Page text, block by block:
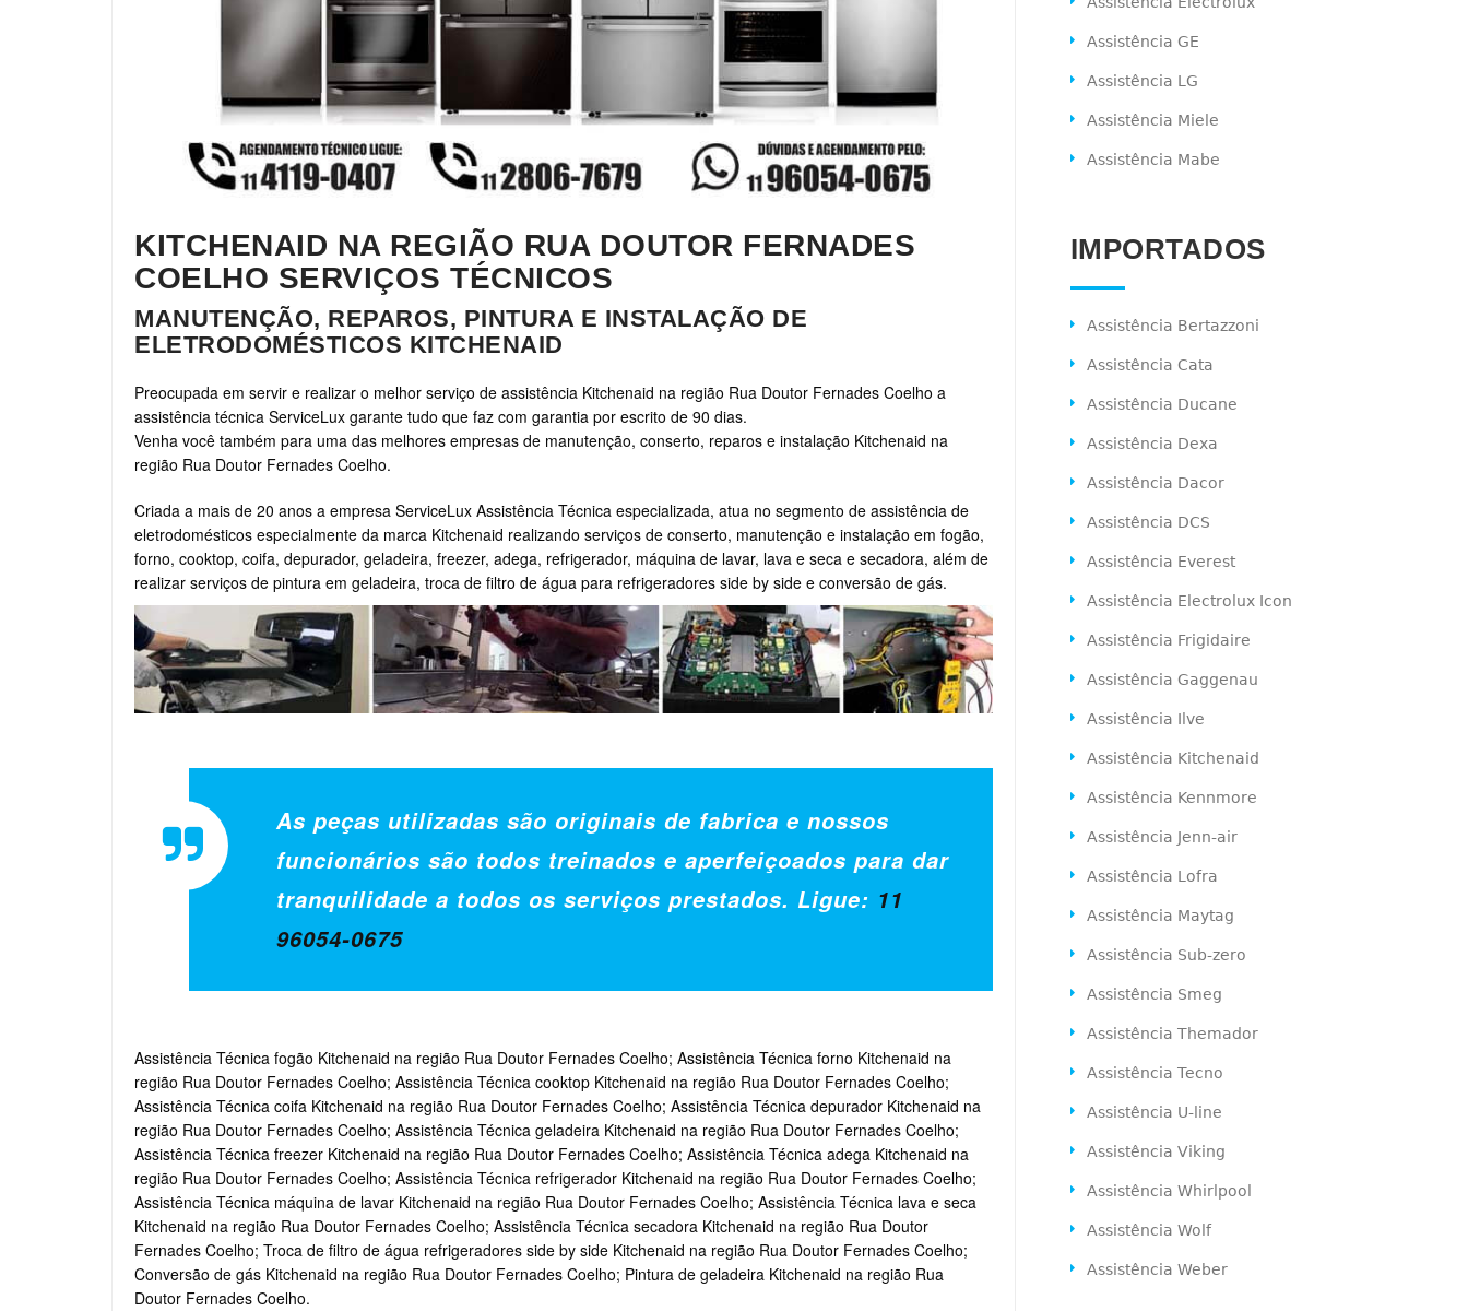
KITCHENAID NA REGIÃO RUA DOUTOR FERNADES
COELHO SERVIÇOS TÉCNICOS
MANUTENÇÃO, REPAROS, PINTURA E INSTALAÇÃO DE
ELETRODOMÉSTICOS KITCHENAID
Preocupada em servir e realizar o melhor serviço de assistência Kitchenaid na região Rua Doutor Fernades Coelho a
assistência técnica ServiceLux garante tudo que faz com garantia por escrito de 90 dias.
Venha você também para uma das melhores empresas de manutenção, conserto, reparos e instalação Kitchenaid na
região Rua Doutor Fernades Coelho.
Criada a mais de 20 anos a empresa ServiceLux Assistência Técnica especializada, atua no segmento de assistência de
eletrodomésticos especialmente da marca Kitchenaid realizando serviços de conserto, manutenção e instalação em fogão,
forno, cooktop, coifa, depurador, geladeira, freezer, adega, refrigerador, máquina de lavar, lava e seca e secadora, além de
realizar serviços de pintura em geladeira, troca de filtro de água para refrigeradores side by side e conversão de gás.
As peças utilizadas são originais de fabrica e nossos
funcionários são todos treinados e aperfeiçoados para dar
tranquilidade a todos os serviços prestados. Ligue: 11
96054-0675
Assistência Técnica fogão Kitchenaid na região Rua Doutor Fernades Coelho; Assistência Técnica forno Kitchenaid na
região Rua Doutor Fernades Coelho; Assistência Técnica cooktop Kitchenaid na região Rua Doutor Fernades Coelho;
Assistência Técnica coifa Kitchenaid na região Rua Doutor Fernades Coelho; Assistência Técnica depurador Kitchenaid na
região Rua Doutor Fernades Coelho; Assistência Técnica geladeira Kitchenaid na região Rua Doutor Fernades Coelho;
Assistência Técnica freezer Kitchenaid na região Rua Doutor Fernades Coelho; Assistência Técnica adega Kitchenaid na
região Rua Doutor Fernades Coelho; Assistência Técnica refrigerador Kitchenaid na região Rua Doutor Fernades Coelho;
Assistência Técnica máquina de lavar Kitchenaid na região Rua Doutor Fernades Coelho; Assistência Técnica lava e seca
Kitchenaid na região Rua Doutor Fernades Coelho; Assistência Técnica secadora Kitchenaid na região Rua Doutor
Fernades Coelho; Troca de filtro de água refrigeradores side by side Kitchenaid na região Rua Doutor Fernades Coelho;
Conversão de gás Kitchenaid na região Rua Doutor Fernades Coelho; Pintura de geladeira Kitchenaid na região Rua
Doutor Fernades Coelho.
Assistência GE
Assistência LG
Assistência Miele
Assistência Mabe
IMPORTADOS
Assistência Bertazzoni
Assistência Cata
Assistência Ducane
Assistência Dexa
Assistência Dacor
Assistência DCS
Assistência Everest
Assistência Electrolux Icon
Assistência Frigidaire
Assistência Gaggenau
Assistência Ilve
Assistência Kitchenaid
Assistência Kennmore
Assistência Jenn-air
Assistência Lofra
Assistência Maytag
Assistência Sub-zero
Assistência Smeg
Assistência Themador
Assistência Tecno
Assistência U-line
Assistência Viking
Assistência Whirlpool
Assistência Wolf
Assistência Weber